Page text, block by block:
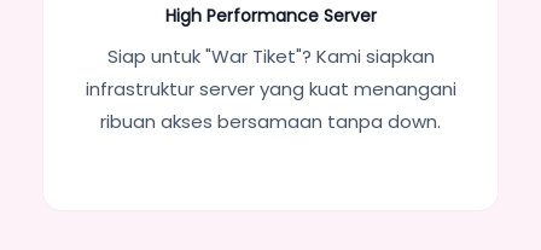
High Performance Server
Siap untuk "War Tiket"? Kami siapkan
infrastruktur server yang kuat menangani
ribuan akses bersamaan tanpa down.